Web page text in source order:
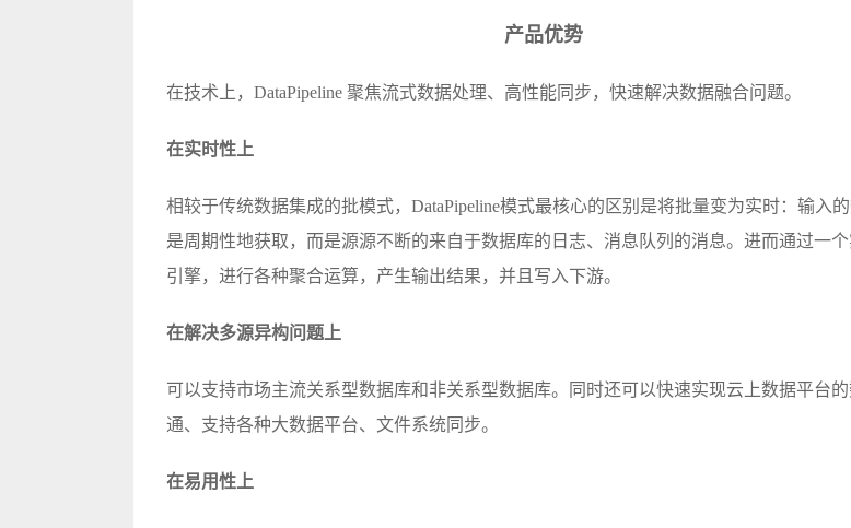
产品优势
在技术上，DataPipeline 聚焦流式数据处理、高性能同步，快速解决数据融合问题。
在实时性上
相较于传统数据集成的批模式，DataPipeline模式最核心的区别是将批量变为实时：输入
是周期性地获取，而是源源不断的来自于数据库的日志、消息队列的消息。进而通过一
引擎，进行各种聚合运算，产生输出结果，并且写入下游。
在解决多源异构问题上
可以支持市场主流关系型数据库和非关系型数据库。同时还可以快速实现云上数据平台
通、支持各种大数据平台、文件系统同步。
在易用性上